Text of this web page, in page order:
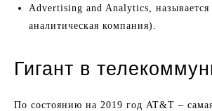
Advertising and Analytics,
аналитическая компания).
Гигант в
По состоянию на 2019 год AT&T –